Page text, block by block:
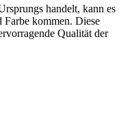
handelt, kann es
kommen. Diese
Qualität der